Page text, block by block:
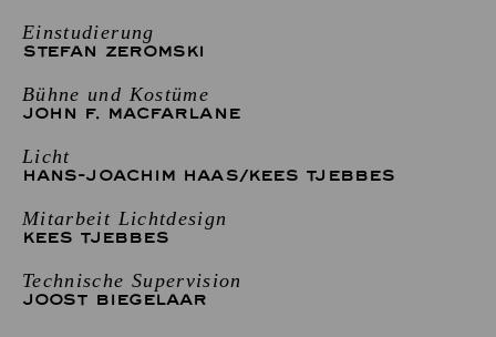
Einstudierung
STEFAN ZEROMSKI
Bühne und Kostüme
JOHN F. MACFARLANE
Licht
HANS-JOACHIM HAAS/KEES TJEBBES
Mitarbeit Lichtdesign
KEES TJEBBES
Technische Supervision
JOOST BIEGELAAR